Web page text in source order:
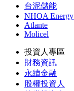
台泥儲能
NHOA Energy
Atlante
Molicel
投資人專區
財務資訊
永續金融
股權投資人